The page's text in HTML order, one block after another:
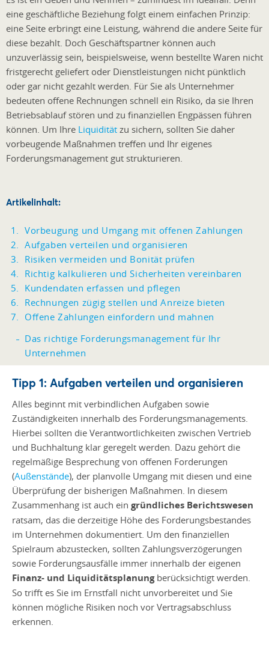
eine geschäftliche Beziehung folgt einem einfachen Prinzip:
eine Seite erbringt eine Leistung, während die andere Seite für
diese bezahlt. Doch Geschäftspartner können auch
unzuverlässig sein, beispielsweise, wenn bestellte Waren nicht
fristgerecht geliefert oder Dienstleistungen nicht pünktlich
oder gar nicht gezahlt werden. Für Sie als Unternehmer
bedeuten offene Rechnungen schnell ein Risiko, da sie Ihren
Betriebsablauf stören und zu finanziellen Engpässen führen
können. Um Ihre Liquidität zu sichern, sollten Sie daher
vorbeugende Maßnahmen treffen und Ihr eigenes
Forderungsmanagement gut strukturieren.
Artikelinhalt:
Vorbeugung und Umgang mit offenen Zahlungen
Aufgaben verteilen und organisieren
Risiken vermeiden und Bonität prüfen
Richtig kalkulieren und Sicherheiten vereinbaren
Kundendaten erfassen und pflegen
Rechnungen zügig stellen und Anreize bieten
Offene Zahlungen einfordern und mahnen
Das richtige Forderungsmanagement für Ihr
Unternehmen
Tipp 1: Aufgaben verteilen und organisieren
Alles beginnt mit verbindlichen Aufgaben sowie
Zuständigkeiten innerhalb des Forderungsmanagements.
Hierbei sollten die Verantwortlichkeiten zwischen Vertrieb
und Buchhaltung klar geregelt werden. Dazu gehört die
regelmäßige Besprechung von offenen Forderungen
(Außenstände), der planvolle Umgang mit diesen und eine
Überprüfung der bisherigen Maßnahmen. In diesem
Zusammenhang ist auch ein gründliches Berichtswesen
ratsam, das die derzeitige Höhe des Forderungsbestandes
im Unternehmen dokumentiert. Um den finanziellen
Spielraum abzustecken, sollten Zahlungsverzögerungen
sowie Forderungsausfälle immer innerhalb der eigenen
Finanz- und Liquiditätsplanungberücksichtigt werden.
So trifft es Sie im Ernstfall nicht unvorbereitet und Sie
können mögliche Risiken noch vor Vertragsabschluss
erkennen.